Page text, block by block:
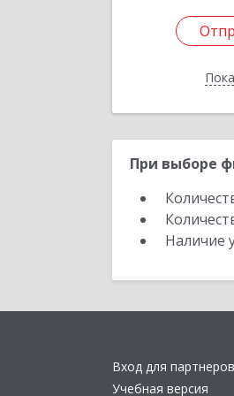
При выборе
Наличие
Вход для
Учебная версия